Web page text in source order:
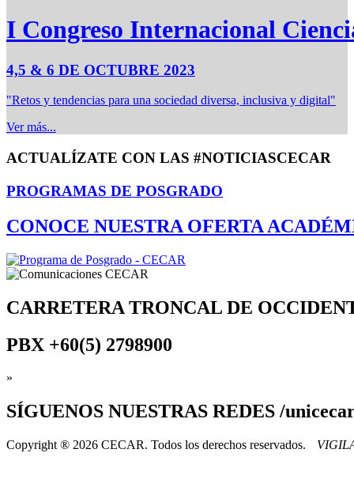
I Congreso Internacional
4,5 & 6 DE OCTUBRE 2023
"Retos y tendencias para una sociedad diversa, inclusiva y digital"
Ver más...
ACTUALÍZATE CON LAS #NOTICIASCECAR
PROGRAMAS DE POSGRADO
CONOCE NUESTRA OFERTA
CARRETERA TRONCAL DE
PBX +60(5) 2798900
»
SÍGUENOS NUESTRAS REDES /
Copyright ® 2026 CECAR. Todos los derechos reservados.